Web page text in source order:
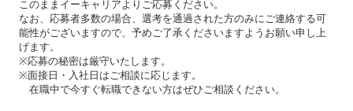
このままイーキャリアよりご応募ください。
なお、応募者多数の場合、選考を通過された方のみにご連絡する可
能性がございますので、予めご了承くださいますようお願い申し上
げます。
※応募の秘密は厳守いたします。
※面接日・入社日はご相談に応じます。
在職中で今すぐ転職できない方はぜひご相談ください。